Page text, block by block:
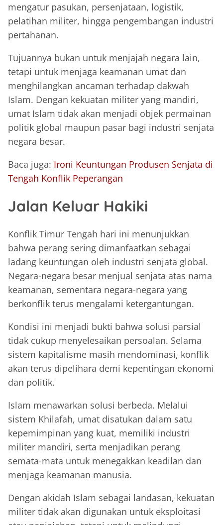
mengatur pasukan, persenjataan, logistik,
pelatihan militer, hingga pengembangan industri
pertahanan.
Tujuannya bukan untuk menjajah negara lain,
tetapi untuk menjaga keamanan umat dan
menghilangkan ancaman terhadap dakwah
Islam. Dengan kekuatan militer yang mandiri,
umat Islam tidak akan menjadi objek permainan
politik global maupun pasar bagi industri senjata
negara besar.
Baca juga: Ironi Keuntungan Produsen Senjata di
Tengah Konflik Peperangan
Jalan Keluar Hakiki
Konflik Timur Tengah hari ini menunjukkan
bahwa perang sering dimanfaatkan sebagai
ladang keuntungan oleh industri senjata global.
Negara-negara besar menjual senjata atas nama
keamanan, sementara negara-negara yang
berkonflik terus mengalami ketergantungan.
Kondisi ini menjadi bukti bahwa solusi parsial
tidak cukup menyelesaikan persoalan. Selama
sistem kapitalisme masih mendominasi, konflik
akan terus dipelihara demi kepentingan ekonomi
dan politik.
Islam menawarkan solusi berbeda. Melalui
sistem Khilafah, umat disatukan dalam satu
kepemimpinan yang kuat, memiliki industri
militer mandiri, serta menjadikan perang
semata-mata untuk menegakkan keadilan dan
menjaga keamanan manusia.
Dengan akidah Islam sebagai landasan, kekuatan
militer tidak akan digunakan untuk eksploitasi